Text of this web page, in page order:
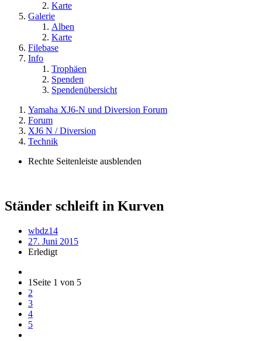
Karte
Galerie
Alben
Karte
Filebase
Info
Trophäen
Spenden
Spendenübersicht
Yamaha XJ6-N und Diversion Forum
Forum
XJ6 N / Diversion
Technik
Rechte Seitenleiste ausblenden
Ständer schleift in Kurven
wbdz14
27. Juni 2015
Erledigt
1 Seite 1 von 5
2
3
4
5